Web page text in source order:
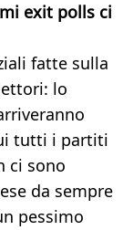
exit polls ci
fatte sulla
lo
tutti i partiti
ci sono
da sempre
pessimo